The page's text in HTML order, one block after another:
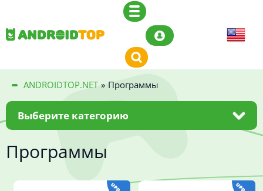
ANDROIDTOP.NET » Программы
Выберите категорию
Программы